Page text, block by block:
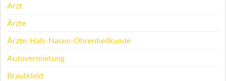
Arzt
Ärzte
Ärzte: Hals-Nasen-Ohrenheilkunde
Autovermietung
Brautkleid